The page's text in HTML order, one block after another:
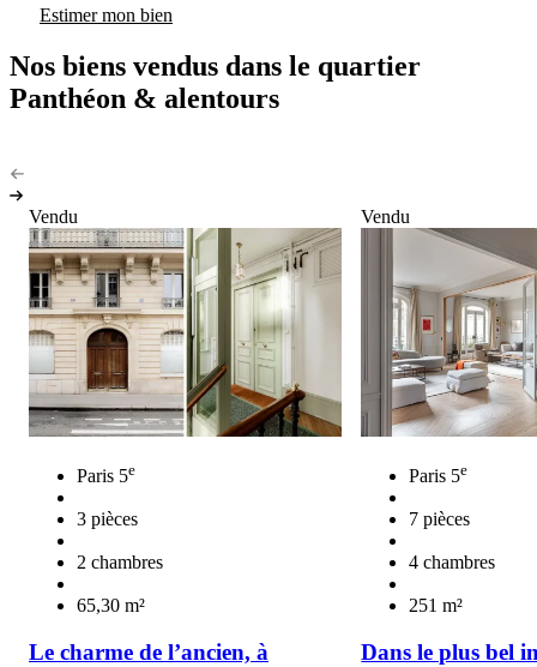
Estimer mon bien
Nos biens vendus dans le quartier
Panthéon & alentours
Vendu
Paris 5e
3 pièces
2 chambres
65,30 m²
Le charme de l’ancien, à
Vendu
Paris 5e
7 pièces
4 chambres
251 m²
Dans le plus bel